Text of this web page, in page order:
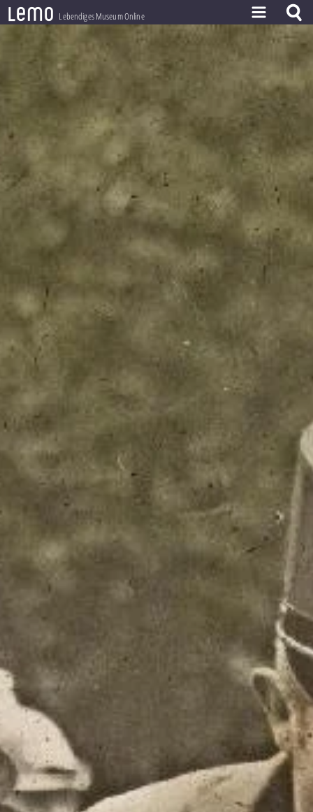
lemo Lebendiges Museum Online
THEMEN
ZEITZEUGEN
PROJEKT